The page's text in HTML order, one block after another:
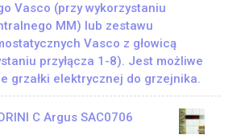
Vasco (przy wykorzystaniu
MM) lub zestawu
Vasco z głowicą
przyłącza 1-8). Jest możliwe
grzałki elektrycznej do grzejnika.
C Argus SAC0706